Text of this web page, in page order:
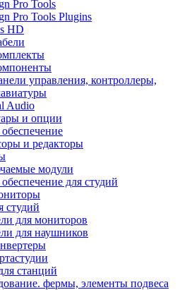
Pro Tools
Pro Tools Plugins
HD
управления, контроллеры,
Audio
и опции
и редакторы
модули
для студий
студий
для мониторов
для наушников
станций
фермы, элементы подвеса